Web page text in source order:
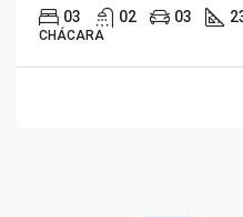
03 02 03
CHÁCARA